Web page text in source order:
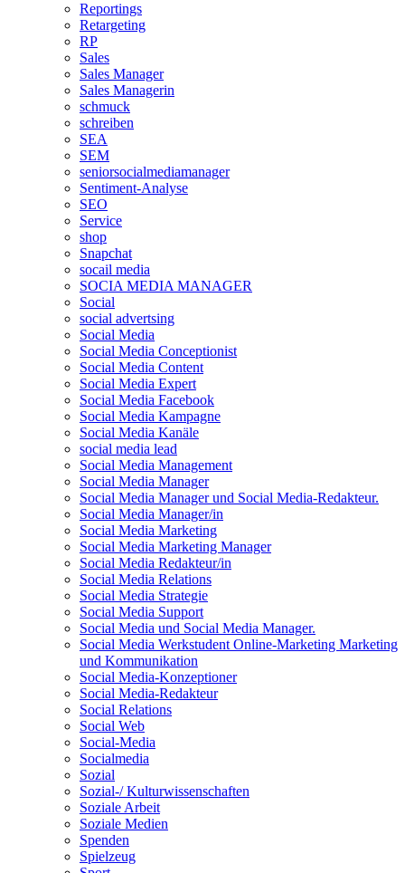
Reportings
Retargeting
RP
Sales
Sales Manager
Sales Managerin
schmuck
schreiben
SEA
SEM
seniorsocialmediamanager
Sentiment-Analyse
SEO
Service
shop
Snapchat
socail media
SOCIA MEDIA MANAGER
Social
social advertsing
Social Media
Social Media Conceptionist
Social Media Content
Social Media Expert
Social Media Facebook
Social Media Kampagne
Social Media Kanäle
social media lead
Social Media Management
Social Media Manager
Social Media Manager und Social Media-Redakteur.
Social Media Manager/in
Social Media Marketing
Social Media Marketing Manager
Social Media Redakteur/in
Social Media Relations
Social Media Strategie
Social Media Support
Social Media und Social Media Manager.
Social Media Werkstudent Online-Marketing Marketing
und Kommunikation
Social Media-Konzeptioner
Social Media-Redakteur
Social Relations
Social Web
Social-Media
Socialmedia
Sozial
Sozial-/ Kulturwissenschaften
Soziale Arbeit
Soziale Medien
Spenden
Spielzeug